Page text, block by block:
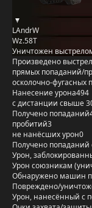
LAndrW
Wz.58Т
Уничтожен
Произведено
прямых попаданий/
осколочно-фугасных
Нанесение урона494
с дистанции свыше
Получено попаданий
пробитий3
не нанёсших урон0
Получено попаданий
Урон,
Урон союзникам
Обнаружено машин
Повреждено/
Урон, нанесённый с